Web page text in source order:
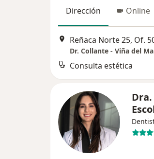
Dirección Online
Dr. Collante - Viña del
Consulta estética